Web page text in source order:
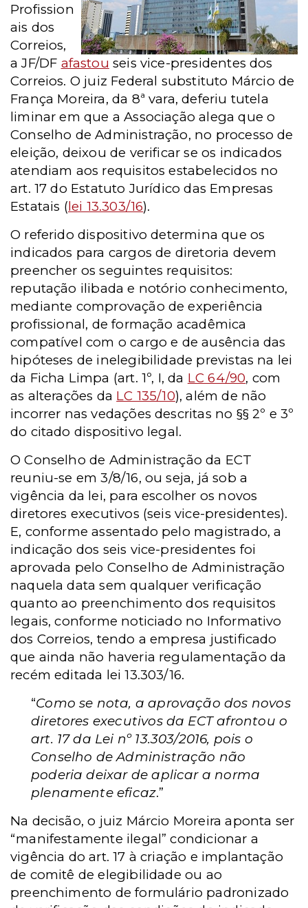
Profission
ais dos
Correios,
a JF/DF afastou seis vice-presidentes dos
Correios. O juiz Federal substituto Márcio de
França Moreira, da 8ª vara, deferiu tutela
liminar em que a Associação alega que o
Conselho de Administração, no processo de
eleição, deixou de verificar se os indicados
atendiam aos requisitos estabelecidos no
art. 17 do Estatuto Jurídico das Empresas
Estatais (lei 13.303/16).
O referido dispositivo determina que os
indicados para cargos de diretoria devem
preencher os seguintes requisitos:
reputação ilibada e notório conhecimento,
mediante comprovação de experiência
profissional, de formação acadêmica
compatível com o cargo e de ausência das
hipóteses de inelegibilidade previstas na lei
da Ficha Limpa (art. 1º, I, da LC 64/90, com
as alterações da LC 135/10), além de não
incorrer nas vedações descritas no §§ 2º e 3º
do citado dispositivo legal.
O Conselho de Administração da ECT
reuniu-se em 3/8/16, ou seja, já sob a
vigência da lei, para escolher os novos
diretores executivos (seis vice-presidentes).
E, conforme assentado pelo magistrado, a
indicação dos seis vice-presidentes foi
aprovada pelo Conselho de Administração
naquela data sem qualquer verificação
quanto ao preenchimento dos requisitos
legais, conforme noticiado no Informativo
dos Correios, tendo a empresa justificado
que ainda não haveria regulamentação da
recém editada lei 13.303/16.
“Como se nota, a aprovação dos novos
diretores executivos da ECT afrontou o
art. 17 da Lei nº 13.303/2016, pois o
Conselho de Administração não
poderia deixar de aplicar a norma
plenamente eficaz.”
Na decisão, o juiz Márcio Moreira aponta ser
“manifestamente ilegal” condicionar a
vigência do art. 17 à criação e implantação
de comitê de elegibilidade ou ao
preenchimento de formulário padronizado